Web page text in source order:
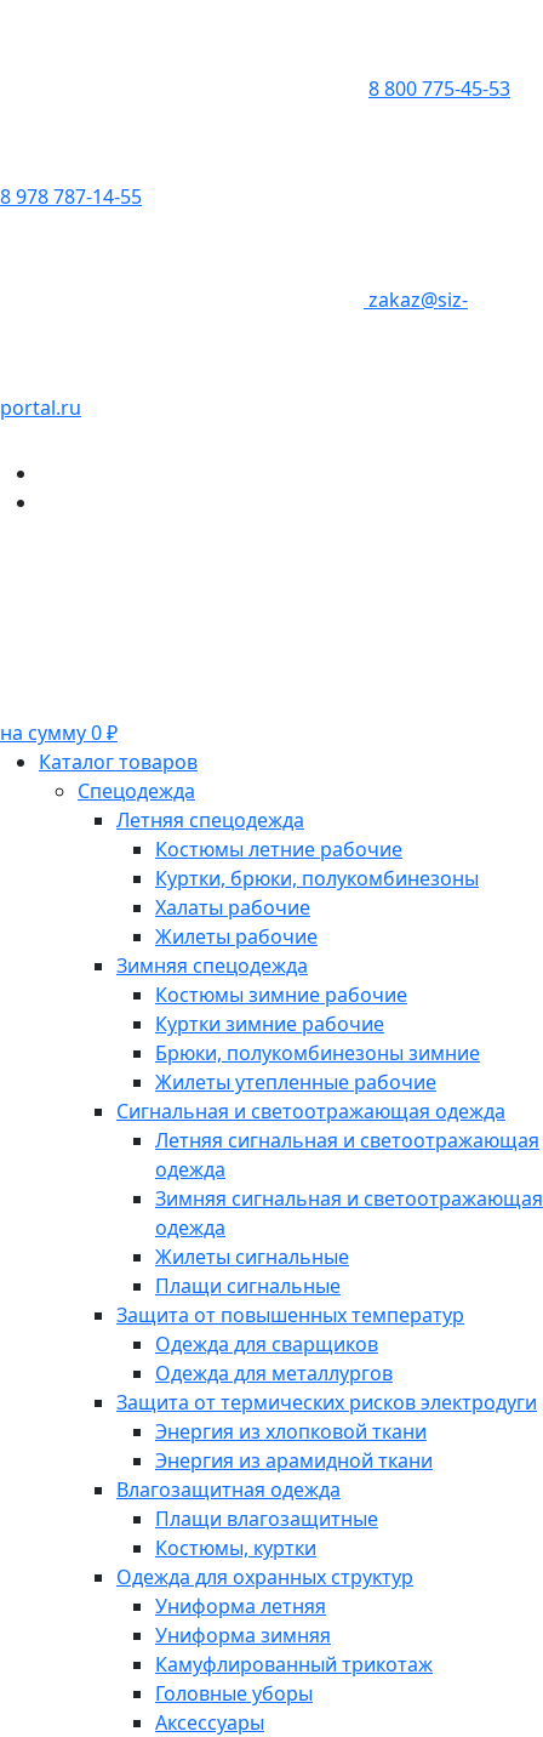
8 800 775-45-53
8 978 787-14-55
zakaz@siz-
portal.ru
на сумму 0 ₽
Каталог товаров
Спецодежда
Летняя спецодежда
Костюмы летние рабочие
Куртки, брюки, полукомбинезоны
Халаты рабочие
Жилеты рабочие
Зимняя спецодежда
Костюмы зимние рабочие
Куртки зимние рабочие
Брюки, полукомбинезоны зимние
Жилеты утепленные рабочие
Сигнальная и светоотражающая одежда
Летняя сигнальная и светоотражающая
одежда
Зимняя сигнальная и светоотражающая
одежда
Жилеты сигнальные
Плащи сигнальные
Защита от повышенных температур
Одежда для сварщиков
Одежда для металлургов
Защита от термических рисков электродуги
Энергия из хлопковой ткани
Энергия из арамидной ткани
Влагозащитная одежда
Плащи влагозащитные
Костюмы, куртки
Одежда для охранных структур
Униформа летняя
Униформа зимняя
Камуфлированный трикотаж
Головные уборы
Аксессуары